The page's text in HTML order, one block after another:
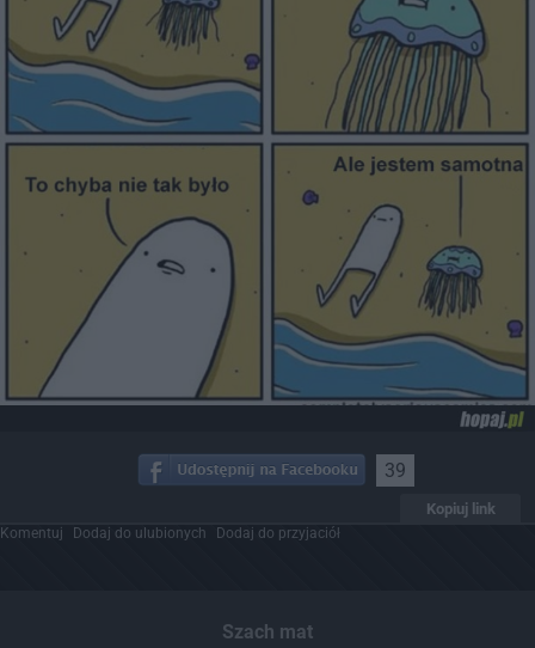
39
Kopiuj link
Komentuj Dodaj do ulubionych Dodaj do przyjaciół
Szach mat